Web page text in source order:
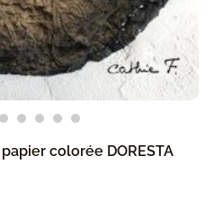
colorée DORESTA